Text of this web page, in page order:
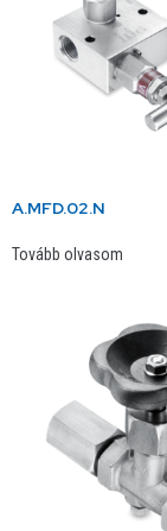
A.MFD.02.N
Tovább olvasom